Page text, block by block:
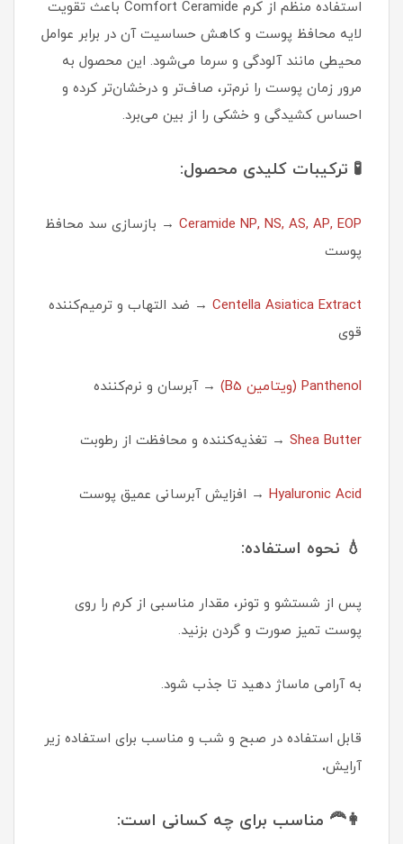
استفاده منظم از کرم Comfort Ceramide باعث تقویت
لایه محافظ پوست و کاهش حساسیت آن در برابر عوامل
محیطی مانند آلودگی و سرما می‌شود. این محصول به
مرور زمان پوست را نرم‌تر، صاف‌تر و درخشان‌تر کرده و
احساس کشیدگی و خشکی را از بین می‌برد.
🧪 ترکیبات کلیدی محصول:
Ceramide NP, NS, AS, AP, EOP → بازسازی سد محافظ
پوست
Centella Asiatica Extract → ضد التهاب و ترمیم‌کننده
قوی
Panthenol (ویتامین B5) → آبرسان و نرم‌کننده
Shea Butter → تغذیه‌کننده و محافظت از رطوبت
Hyaluronic Acid → افزایش آبرسانی عمیق پوست
💧 نحوه استفاده:
پس از شستشو و تونر، مقدار مناسبی از کرم را روی
پوست تمیز صورت و گردن بزنید.
به آرامی ماساژ دهید تا جذب شود.
قابل استفاده در صبح و شب و مناسب برای استفاده زیر
آرایش.
👩‍🦰 مناسب برای چه کسانی است: